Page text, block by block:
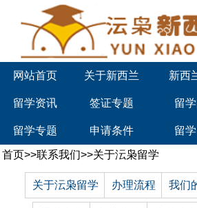
网站首页 关于新西兰 新西
留学资讯 签证专题 留
留学专题 申请条件 留
首页>>联系我们>>关于沄枭留学
关于沄枭留学 办理流程 我们